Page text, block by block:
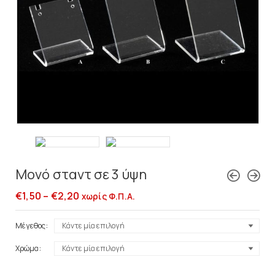
Μονό σταντ σε 3 ύψη
€1,50 – €2,20 χωρίς Φ.Π.Α.
Μέγεθος
Χρώμα